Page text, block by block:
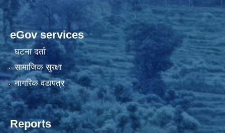
eGov services
घटना दर्ता
सामाजिक सुरक्षा
नागरिक वडापत्र
Reports